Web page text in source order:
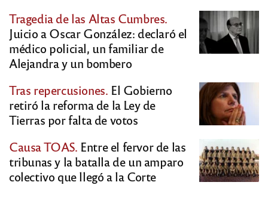
Tragedia de las Altas Cumbres.
Juicio a Oscar González: declaró el
médico policial, un familiar de
Alejandra y un bombero
Tras repercusiones. El Gobierno
retiró la reforma de la Ley de
Tierras por falta de votos
Causa TOAS. Entre el fervor de las
tribunas y la batalla de un amparo
colectivo que llegó a la Corte